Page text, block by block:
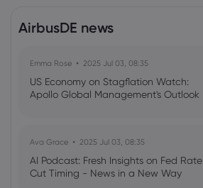
AirbusDE news
Emma Rose 2025 Jul 03, 08:35
US Economy on Stagflation Watch:
Apollo Global Management's Outlook
Ava Grace 2025 Jul 03, 08:35
AI Podcast: Fresh Insights on Fed Rate
Cut Timing - News in a New Way